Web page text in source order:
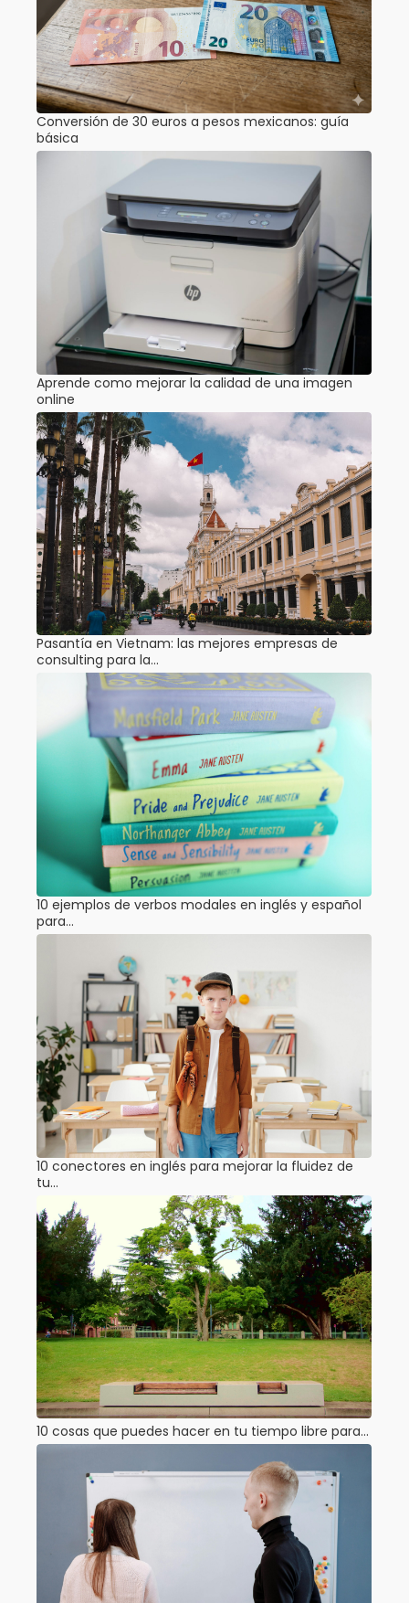
Conversión de 30 euros a pesos mexicanos: guía
básica
Aprende como mejorar la calidad de una imagen
online
Pasantía en Vietnam: las mejores empresas de
consulting para la…
10 ejemplos de verbos modales en inglés y español
para…
10 conectores en inglés para mejorar la fluidez de
tu…
10 cosas que puedes hacer en tu tiempo libre para…